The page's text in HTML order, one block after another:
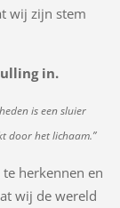
wij zijn stem
in.
is een sluier
door het lichaam.”
herkennen en
wij de wereld